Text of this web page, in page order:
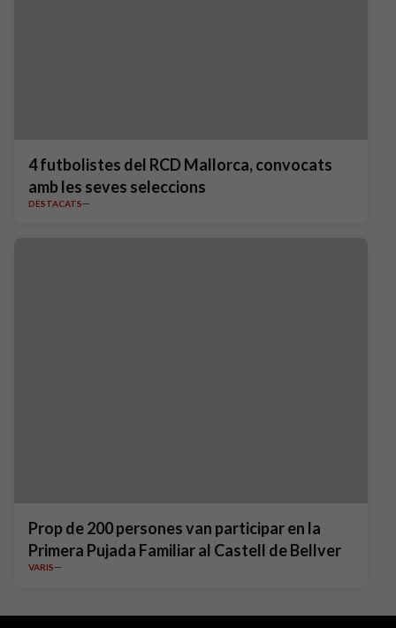
4 futbolistes del RCD Mallorca, convocats
amb les seves seleccions
DESTACATS
Prop de 200 persones van participar en la
Primera Pujada Familiar al Castell de Bellver
VARIS